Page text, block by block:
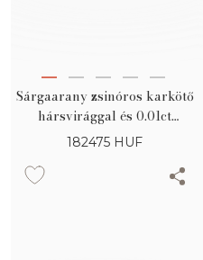
Sárgaarany zsinóros karkötő
hársvirággal és 0.01ct
gyémánttal gyerekeknek
182475 HUF